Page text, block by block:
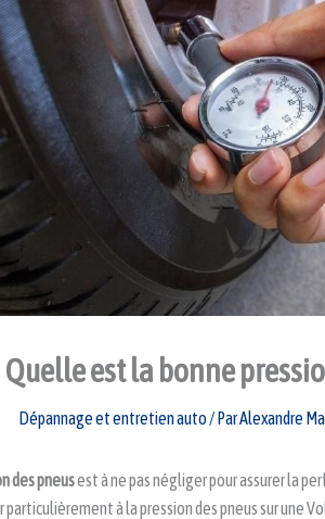
Quelle est la bonne
Dépannage et entretien auto/ ParAlexandre
des pneusest à ne pas négliger pour assurer la
particulièrement à la pression des pneus sur une